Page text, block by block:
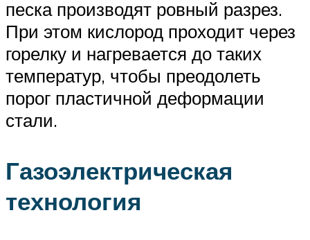
песка производят ровный разрез.
При этом кислород проходит через
горелку и нагревается до таких
температур, чтобы преодолеть
порог пластичной деформации
стали.
Газоэлектрическая
технология